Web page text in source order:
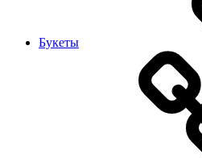
Букеты